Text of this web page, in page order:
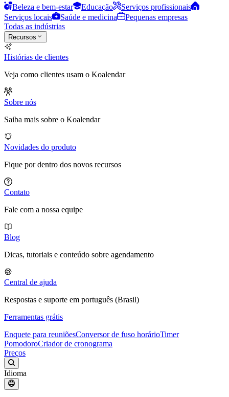
Beleza e bem-estar Educação
Serviços profissionais
Serviços locais
Saúde e medicina
Pequenas empresas
Todas as indústrias
Recursos
Histórias de clientes
Veja como clientes usam o Koalendar
Sobre nós
Saiba mais sobre o Koalendar
Novidades do produto
Fique por dentro dos novos recursos
Contato
Fale com a nossa equipe
Blog
Dicas, tutoriais e conteúdo sobre agendamento
Central de ajuda
Respostas e suporte em português (Brasil)
Ferramentas grátis
Enquete para reuniõesConversor de fuso horárioTimer
PomodoroCriador de cronograma
Preços
Idioma